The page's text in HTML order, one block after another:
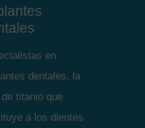
en
dentales, la
titanio que
a los dientes